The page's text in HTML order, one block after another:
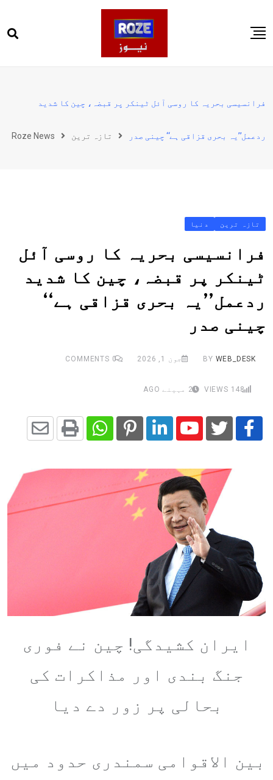
to
پاکستان
کھیل
فرانسیسی بحریہ کا روسی آئل ٹینکر پر قبضہ، چین کا شدید
ردعمل’’یہ بحری قزاقی ہے‘‘ چینی صدر تازہ ترین Roze News
تازہ ترین دنیا
فرانسیسی بحریہ کا روسی آئل
ٹینکر پر قبضہ، چین کا شدید
ردعمل’’یہ بحری قزاقی ہے‘‘
چینی صدر
BY WEB_DESK جون 1, 2026 0
148 2 مہینے AGO
Youtube
LinkedIn
Pinterest
Whatsapp
Print
via
Email
ایران کشیدگی! چین نے فوری
جنگ بندی اور مذاکرات کی
بحالی پر زور دے دیا
بین الاقوامی سمندری حدود میں